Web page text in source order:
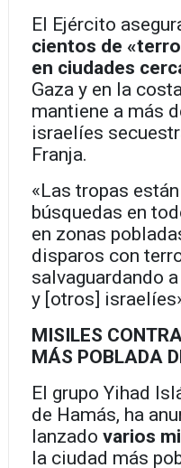
El Ejército
cientos de
en ciudades
Gaza y en la
mantiene a más
israelíes
Franja.
«Las tropas
búsquedas en
en zonas
disparos con
salvaguardando
y [otros]
MISILES
MÁS POBLADA
El grupo Yihad
de Hamás, ha
lanzado varios
la ciudad más